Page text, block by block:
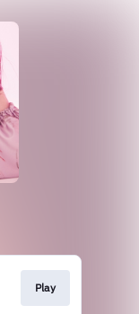
Play